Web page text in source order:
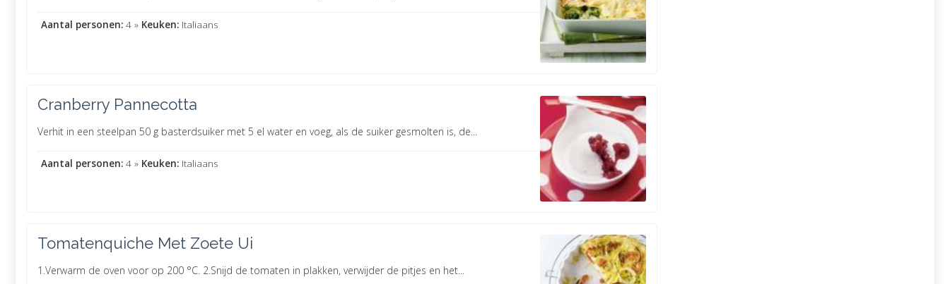
Aantal personen: 4 » Keuken: Italiaans
Cranberry Pannecotta
Verhit in een steelpan 50 g basterdsuiker met 5 el water en voeg, als de suiker gesmolten is, de...
Aantal personen: 4 » Keuken: Italiaans
Tomatenquiche Met Zoete Ui
1.Verwarm de oven voor op 200 °C. 2.Snijd de tomaten in plakken, verwijder de pitjes en het...